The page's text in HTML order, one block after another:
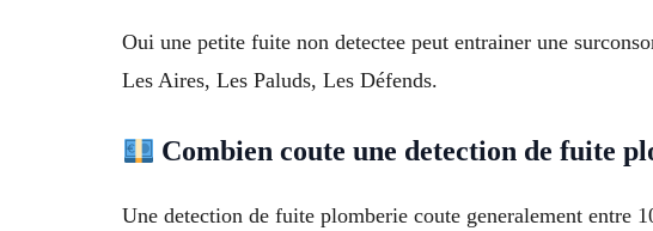
Oui une petite fuite non detectee peut entrainer une
Les Aires, Les Paluds, Les Défends.
Combien coute une detection de fuite
Une detection de fuite plomberie coute generalement entre